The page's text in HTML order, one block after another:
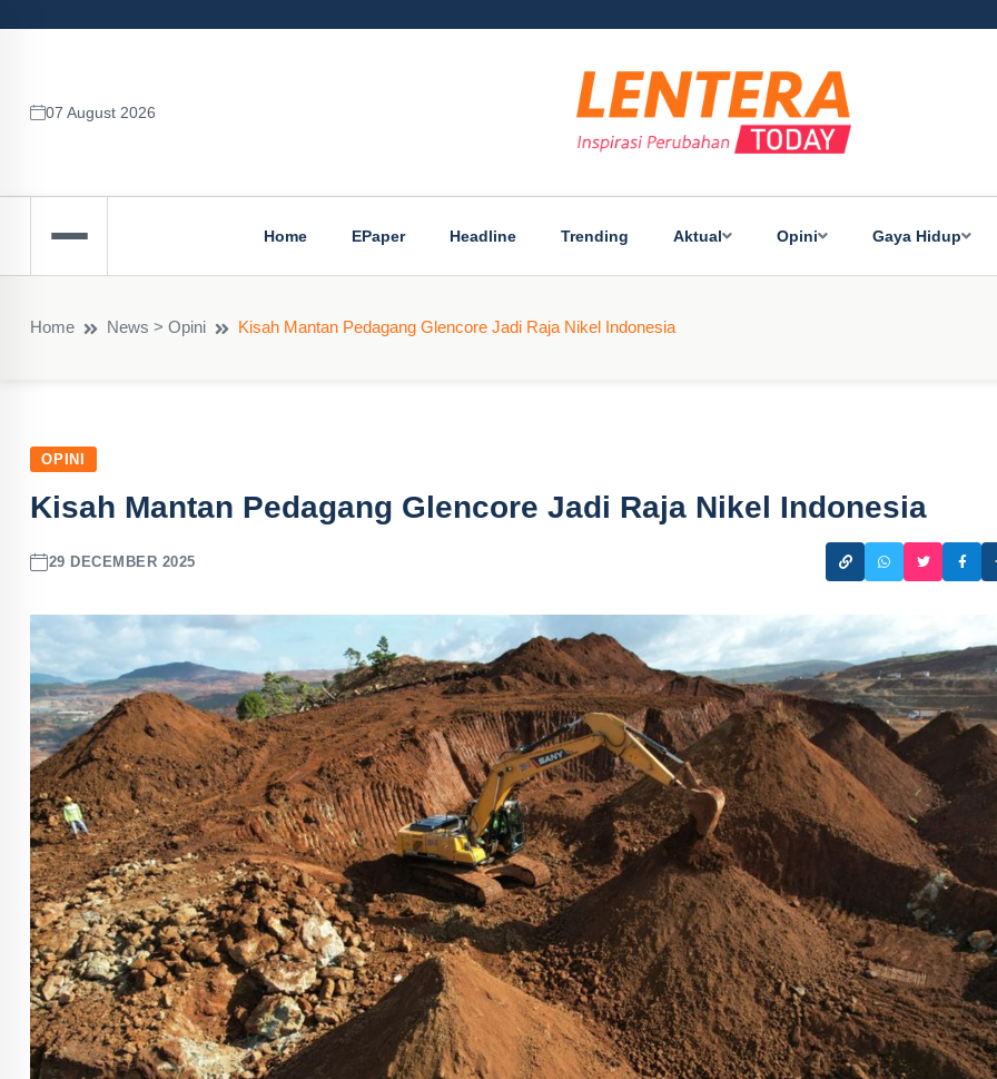
07 August 2026
Home EPaper Headline Trending Aktual Opini Gaya Hidup
Home News > Opini Kisah Mantan Pedagang Glencore Jadi Raja Nikel Indonesia
OPINI
Kisah Mantan Pedagang Glencore Jadi Raja Nikel Indonesia
29 DECEMBER 2025